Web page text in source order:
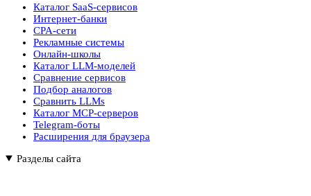
Каталог SaaS-сервисов
Интернет-банки
CPA-сети
Рекламные системы
Онлайн-школы
Каталог LLM-моделей
Сравнение сервисов
Подбор аналогов
Сравнить LLMs
Каталог MCP-серверов
Telegram-боты
Расширения для браузера
Разделы сайта